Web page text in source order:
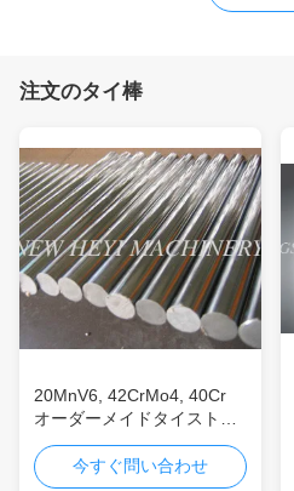
注文のタイ棒
20MnV6, 42CrMo4, 40Cr
オーダーメイドタイストロ
ッド / バー 1000 - 8000mm
長さ
今すぐ問い合わせ